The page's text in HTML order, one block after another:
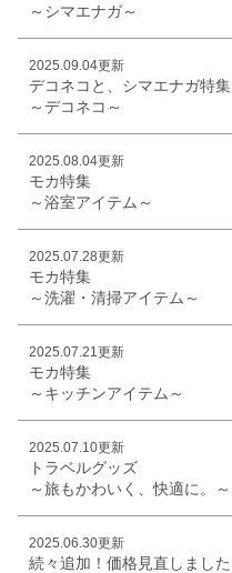
～シマエナガ～
2025.09.04更新
デコネコと、シマエナガ特集
～デコネコ～
2025.08.04更新
モカ特集
～浴室アイテム～
2025.07.28更新
モカ特集
～洗濯・清掃アイテム～
2025.07.21更新
モカ特集
～キッチンアイテム～
2025.07.10更新
トラベルグッズ
～旅もかわいく、快適に。～
2025.06.30更新
続々追加！価格見直しました